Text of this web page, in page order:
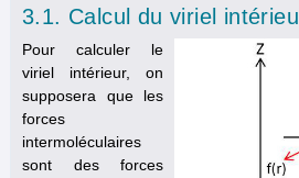
3.1. Calcul du viriel
Pour calculer le
viriel intérieur, on
supposera que les
forces
intermoléculaires
sont des forces